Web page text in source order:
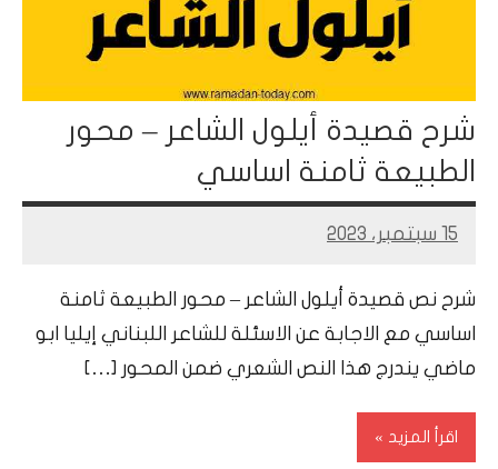
شرح قصيدة أيلول الشاعر – محور
الطبيعة ثامنة اساسي
15 سبتمبر، 2023
Mohamed
شرح نص قصيدة أيلول الشاعر – محور الطبيعة ثامنة
اساسي مع الاجابة عن الاسئلة للشاعر اللبناني إيليا ابو
ماضي يندرج هذا النص الشعري ضمن المحور […]
اقرأ المزيد